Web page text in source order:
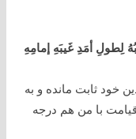
لِطولِ أمَدِ غَیبَهِ إمامِهِ
خود ثابت مانده و به
با من هم درجه